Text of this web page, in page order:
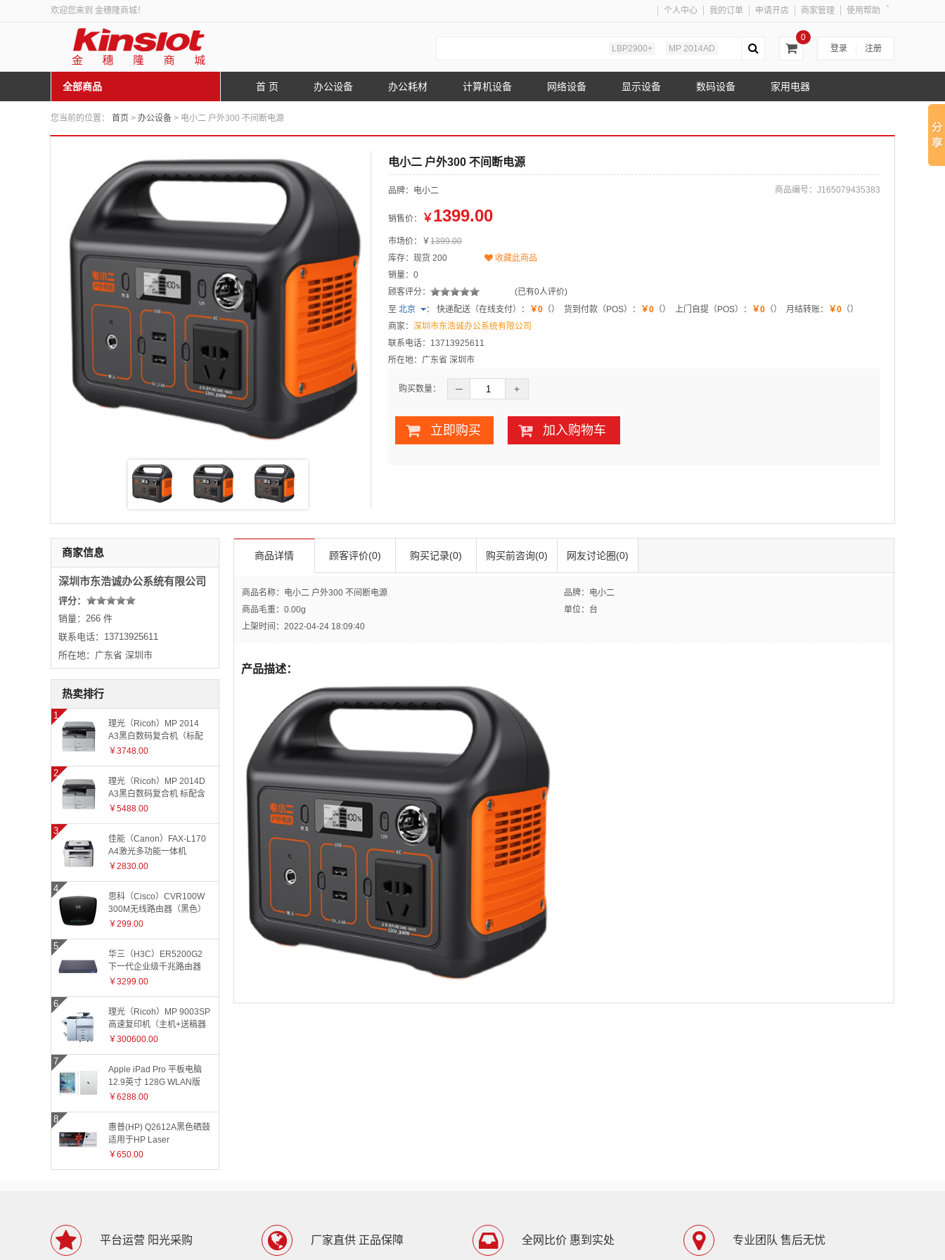
欢迎您来到 金穗隆商城！ 个人中心
、
我的订单 申请开店 商家管理 使用帮助
登录 注册
0
LBP2900+
MP 2014AD
全部商品 首 页 办公设备 办公耗材 计算机设备 网络设备 显示设备 数码设备 家用电器
您当前的位置： 首页 > 办公设备 > 电小二 户外300 不间断电源
电小二 户外300 不间断电源
商品编号： J165079435383
品牌：电小二
销售价： ￥1399.00
市场价：￥1399.00
库存：现货 200
收藏此商品
销量：0
顾客评分：
(已有0人评价)
至 北京 ： 快递配送（在线支付）： ￥0 （） 货到付款（POS）： ￥0 （） 上门自提（POS）： ￥0 （） 月结转账： ￥0 （）
商家： 深圳市东浩诚办公系统有限公司
联系电话：13713925611
所在地：广东省 深圳市
购买数量： ─ +
立即购买 加入购物车
商品详情 顾客评价(0) 购买记录(0) 购买前咨询(0) 网友讨论圈(0)
商品名称：电小二 户外300 不间断电源
品牌：电小二
商品毛重： 0.00g
单位：台
上架时间：2022-04-24 18:09:40
产品描述：
商家信息
深圳市东浩诚办公系统有限公司
评分：
销量：266 件
联系电话：13713925611
所在地：广东省 深圳市
热卖排行
理光（Ricoh）MP 2014
A3黑白数码复合机（标配
有线网络+国产工作台）
￥3748.00
理光（Ricoh）MP 2014D
A3黑白数码复合机 标配含
盖板
￥5488.00
佳能（Canon）FAX-L170
A4激光多功能一体机
￥2830.00
思科（Cisco）CVR100W
300M无线路由器（黑色）
￥299.00
华三（H3C）ER5200G2
下一代企业级千兆路由器
￥3299.00
理光（Ricoh）MP 9003SP
高速复印机（主机+送稿器
+小册子装订器）
￥300600.00
Apple iPad Pro 平板电脑
12.9英寸 128G WLAN版
ML0Q2CH 银色
￥6288.00
惠普(HP) Q2612A黑色硒鼓
适用于HP Laser
Jet1010/1015/1018/1020plus/1022/3015/3020/3030/050/3050z/3052
￥650.00
平台运营 阳光采购 厂家直供 正品保障 全网比价 惠到实处 专业团队 售后无忧